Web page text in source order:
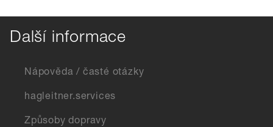
Další informace
Nápověda / časté otázky
hagleitner.services
Způsoby dopravy